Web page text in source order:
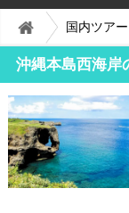
国内ツアー
沖縄本島西海岸